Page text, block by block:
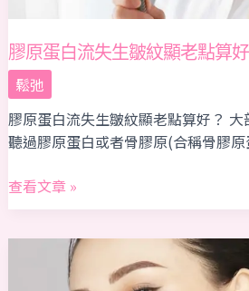
膠原蛋白流失生皺紋顯老點算好
鬆弛
膠原蛋白流失生皺紋顯老點算好？​
聽過膠原蛋白或者骨膠原(合稱骨膠
算
好
查看文章 »